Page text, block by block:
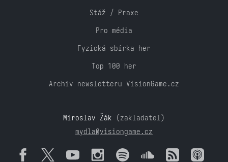
Stáž / Praxe
Pro média
Fyzická sbírka her
Top 100 her
Archiv newsletteru VisionGame.cz
Miroslav Žák (zakladatel)
mydla@visiongame.cz